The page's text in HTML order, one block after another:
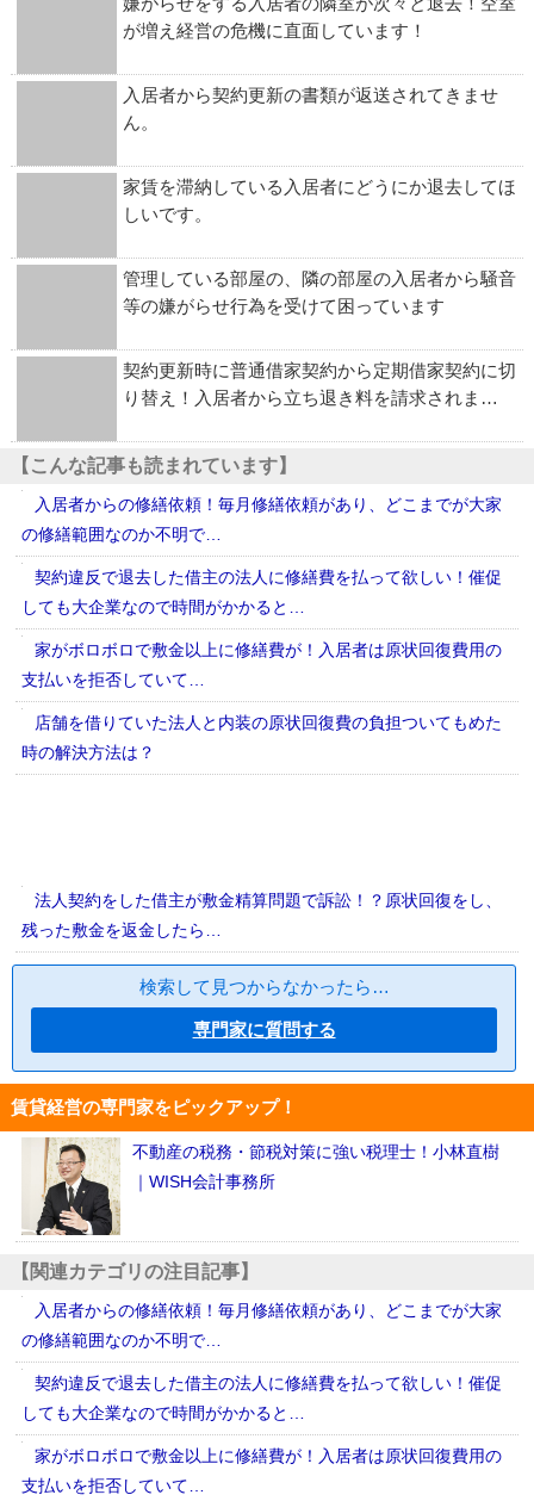
が増え経営の危機に直面しています！
入居者から契約更新の書類が返送されてきませ
ん。
家賃を滞納している入居者にどうにか退去してほ
しいです。
管理している部屋の、隣の部屋の入居者から騒音
等の嫌がらせ行為を受けて困っています
契約更新時に普通借家契約から定期借家契約に切
り替え！入居者から立ち退き料を請求されま…
【こんな記事も読まれています】
入居者からの修繕依頼！毎月修繕依頼があり、どこまでが大家
の修繕範囲なのか不明で…
契約違反で退去した借主の法人に修繕費を払って欲しい！催促
しても大企業なので時間がかかると…
家がボロボロで敷金以上に修繕費が！入居者は原状回復費用の
支払いを拒否していて…
店舗を借りていた法人と内装の原状回復費の負担ついてもめた
時の解決方法は？
法人契約をした借主が敷金精算問題で訴訟！？原状回復をし、
残った敷金を返金したら…
検索して見つからなかったら…
専門家に質問する
賃貸経営の専門家をピックアップ！
不動産の税務・節税対策に強い税理士！小林直樹
｜WISH会計事務所
【関連カテゴリの注目記事】
入居者からの修繕依頼！毎月修繕依頼があり、どこまでが大家
の修繕範囲なのか不明で…
契約違反で退去した借主の法人に修繕費を払って欲しい！催促
しても大企業なので時間がかかると…
家がボロボロで敷金以上に修繕費が！入居者は原状回復費用の
支払いを拒否していて…